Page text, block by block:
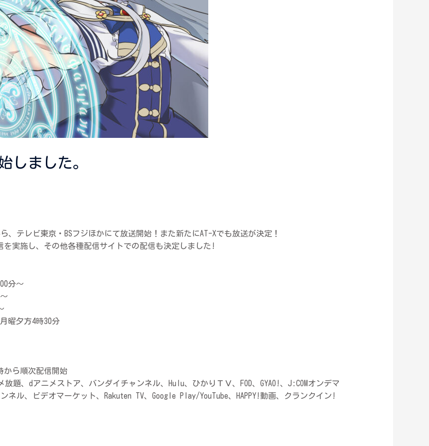
しました。
、テレビ東京・BSフジほかにて放送開始！また新たにAT-Xでも放送が決定！
を実施し、その他各種配信サイトでの配信も決定しました!
分〜
曜夕方4時30分
から順次配信開始
放題、dアニメストア、バンダイチャンネル、Hulu、ひかりＴＶ、FOD、GYAO!、J:COMオンデマ
ネル、ビデオマーケット、Rakuten TV、Google Play/YouTube、HAPPY!動画、クランクイン!